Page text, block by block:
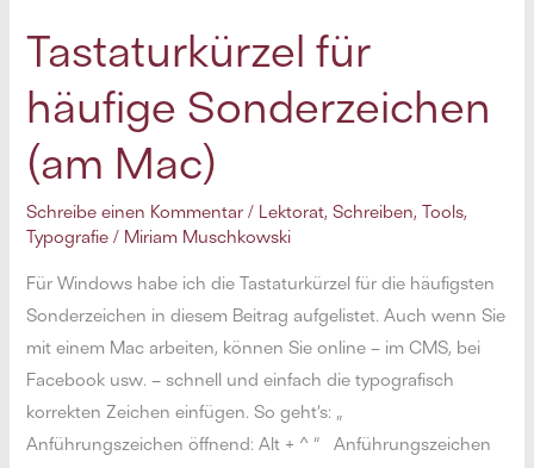
bisschen
mehr
sein:
abkürzen
Tastaturkürzel für
häufige Sonderzeichen
(am Mac)
Schreibe einen Kommentar / Lektorat,Schreiben,Tools,
Typografie / Miriam Muschkowski
Für Windows habe ich die Tastaturkürzel für die häufigsten
Sonderzeichen in diesem Beitrag aufgelistet. Auch wenn Sie
mit einem Mac arbeiten, können Sie online – im CMS, bei
Facebook usw. – schnell und einfach die typografisch
korrekten Zeichen einfügen. So geht’s: „
Anführungszeichen öffnend: Alt + ^ “ Anführungszeichen